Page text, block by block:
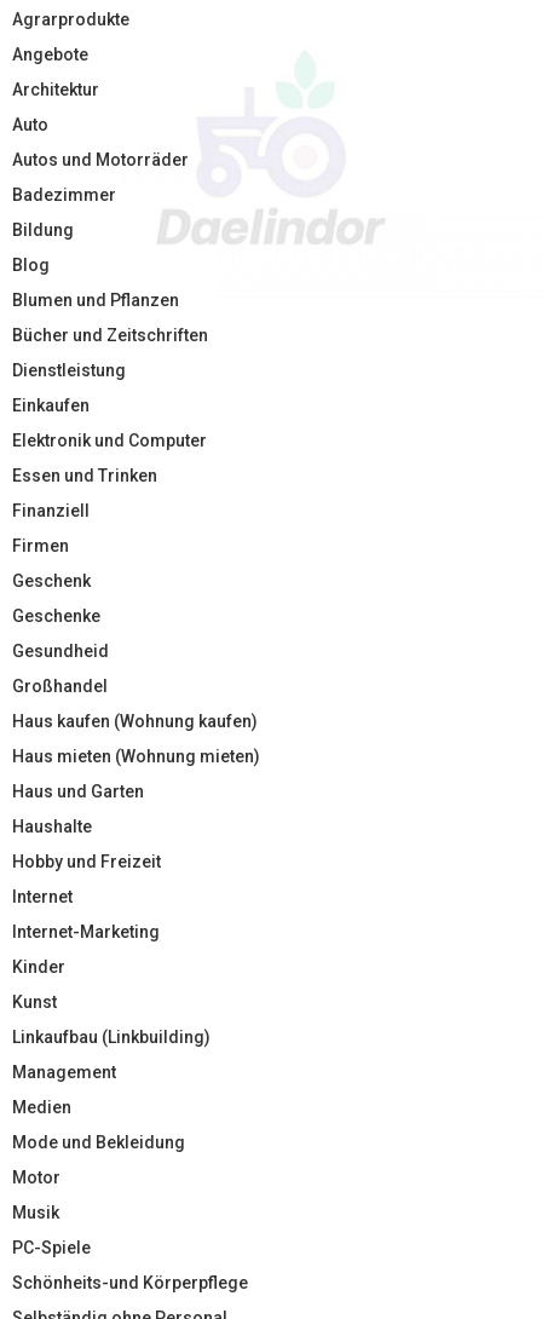
Agrarprodukte
Angebote
Architektur
Auto
Autos und Motorräder
Badezimmer
Bildung
Blog
Blumen und Pflanzen
Bücher und Zeitschriften
Dienstleistung
Einkaufen
Elektronik und Computer
Essen und Trinken
Finanziell
Firmen
Geschenk
Geschenke
Gesundheid
Großhandel
Haus kaufen (Wohnung kaufen)
Haus mieten (Wohnung mieten)
Haus und Garten
Haushalte
Hobby und Freizeit
Internet
Internet-Marketing
Kinder
Kunst
Linkaufbau (Linkbuilding)
Management
Medien
Mode und Bekleidung
Motor
Musik
PC-Spiele
Schönheits-und Körperpflege